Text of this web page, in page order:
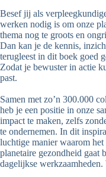
Besef jij als
werken nodig is om onze
thema nog te groots en
Dan kan je de kennis,
terugleest in dit boek goed
Zodat je bewuster in actie
past.
Samen met zo’n 300.000
heb je een positie in onze
impact te maken, zelfs
te ondernemen. In dit
luchtige manier waarom
planetaire gezondheid gaat
dagelijkse